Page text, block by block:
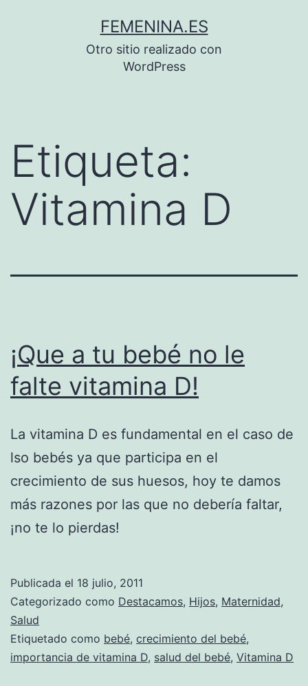
FEMENINA.ES
Otro sitio realizado con
WordPress
Etiqueta:
Vitamina D
¡Que a tu bebé no le
falte vitamina D!
La vitamina D es fundamental en el caso de
lso bebés ya que participa en el
crecimiento de sus huesos, hoy te damos
más razones por las que no debería faltar,
¡no te lo pierdas!
Publicada el 18 julio, 2011
Categorizado como Destacamos, Hijos, Maternidad,
Salud
Etiquetado como bebé, crecimiento del bebé,
importancia de vitamina D, salud del bebé, Vitamina D